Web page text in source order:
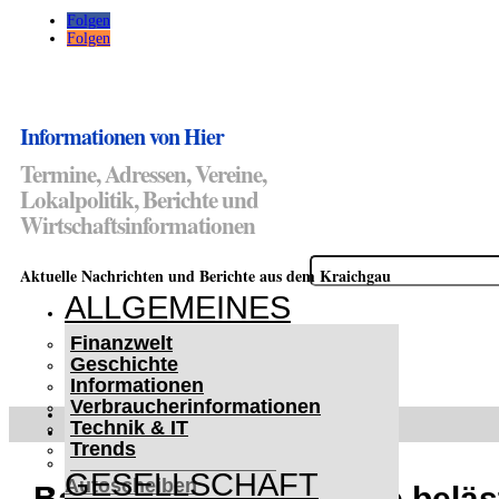
Folgen
Folgen
Informationen von Hier
Termine, Adressen, Vereine,
Lokalpolitik, Berichte und
Wirtschaftsinformationen
Suchen
nach:
Aktuelle Nachrichten und Berichte aus dem Kraichgau
ALLGEMEINES
Finanzwelt
Geschichte
Informationen
Verbraucherinformationen
Technik & IT
Trends
GESELLSCHAFT
WETTERWARNUNGEN
WINTER IM KRAICHGAU
Lifehacks für vereiste
Autoscheiben